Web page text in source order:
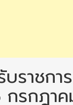
บราชก
รกฎา